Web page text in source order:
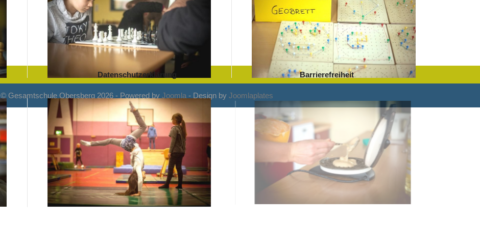
Datenschutzerklärung Barrierefreiheit
© Gesamtschule Obersberg 2026 - Powered by Joomla - Design by Joomlaplates